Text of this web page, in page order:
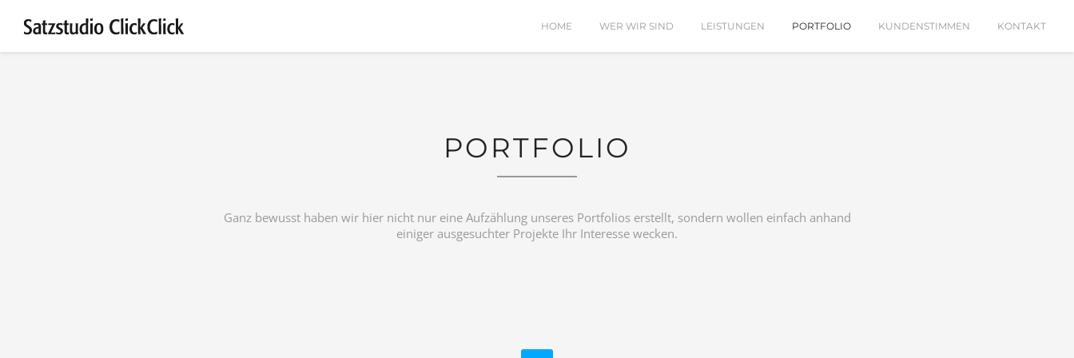
HOME WER WIR SIND LEISTUNGEN PORTFOLIO KUNDENSTIMMEN KONTAKT
PORTFOLIO
Ganz bewusst haben wir hier nicht nur eine Aufzählung unseres Portfolios erstellt, sondern wollen einfach anhand
einiger ausgesuchter Projekte Ihr Interesse wecken.